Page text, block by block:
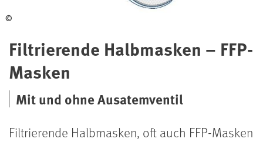
©
Filtrierende Halbmasken – FFP-
Masken
Mit und ohne Ausatemventil
Filtrierende Halbmasken, oft auch FFP-Masken